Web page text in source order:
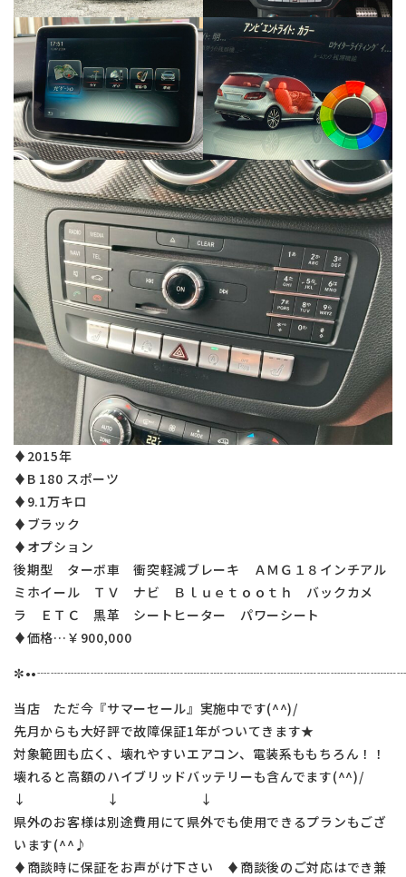
♦2015年
♦B 180 スポーツ
♦9.1万キロ
♦ブラック
♦オプション
後期型 ターボ車 衝突軽減ブレーキ ＡＭＧ１８インチアル
ミホイール ＴＶ ナビ Ｂｌｕｅｔｏｏｔｈ バックカメ
ラ ＥＴＣ 黒革 シートヒーター パワーシート
♦価格…￥900,000
当店 ただ今『サマーセール』実施中です(^^)/
先月からも大好評で故障保証1年がついてきます★
対象範囲も広く、壊れやすいエアコン、電装系ももちろん！！
壊れると高額のハイブリッドバッテリーも含んでます(^^)/
↓ ↓ ↓
県外のお客様は別途費用にて県外でも使用できるプランもござ
います(^^♪
♦商談時に保証をお声がけ下さい ♦商談後のご対応はでき兼